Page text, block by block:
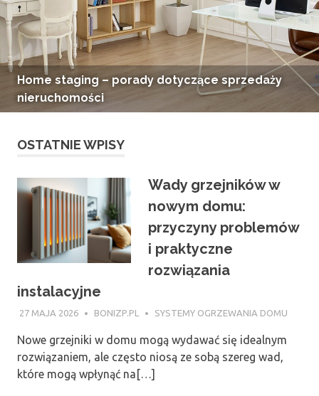
Operat szacunkowy szkolenie – wycena
nieruchomości cennik szkolenia we Wrocławiu
OSTATNIE WPISY
Wady grzejników w
nowym domu:
przyczyny problemów
i praktyczne
rozwiązania
instalacyjne
27 MAJA 2026 BONIZP.PL SYSTEMY OGRZEWANIA DOMU
Nowe grzejniki w domu mogą wydawać się idealnym
rozwiązaniem, ale często niosą ze sobą szereg wad,
które mogą wpłynąć na[…]